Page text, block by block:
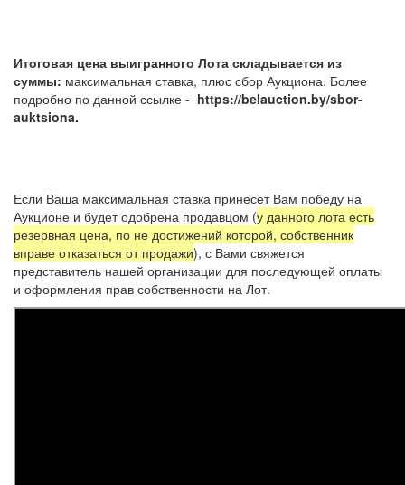
Итоговая цена выигранного Лота складывается из
суммы: максимальная ставка, плюс сбор Аукциона. Более
подробно по данной ссылке - https://belauction.by/sbor-
auktsiona.
Если Ваша максимальная ставка принесет Вам победу на
Аукционе и будет одобрена продавцом (у данного лота есть
резервная цена, по не достижений которой, собственник
вправе отказаться от продажи), с Вами свяжется
представитель нашей организации для последующей оплаты
и оформления прав собственности на Лот.